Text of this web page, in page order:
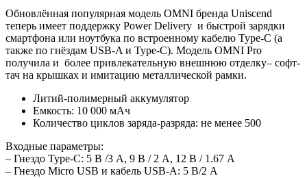
Обновлённая популярная модель OMNI бренда Uniscend
теперь имеет поддержку Power Delivery и быстрой зарядки
смартфона или ноутбука по встроенному кабелю Type-C (а
также по гнёздам USB-A и Type-C). Модель OMNI Pro
получила и более привлекательную внешнюю отделку– софт-
тач на крышках и имитацию металлической рамки.
Литий-полимерный аккумулятор
Емкость: 10 000 мАч
Количество циклов заряда-разряда: не менее 500
Входные параметры:
– Гнездо Type-C: 5 В /3 A, 9 В / 2 A, 12 В / 1.67 A
– Гнездo Micro USB и кабель USB-A: 5 В/2 А